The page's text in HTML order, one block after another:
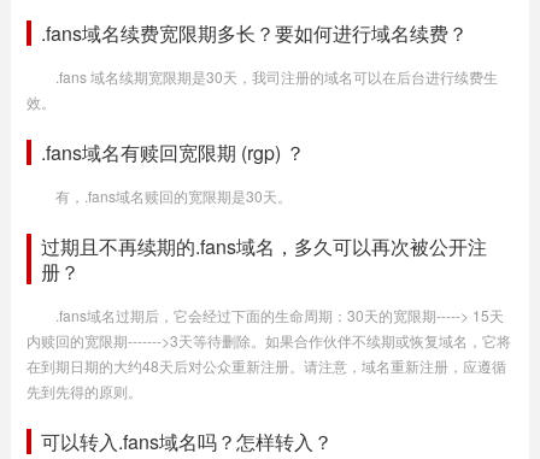
.fans域名续费宽限期多长？要如何进行域名续费？
.fans 域名续期宽限期是30天，我司注册的域名可以在后台进行续费生
效。
.fans域名有赎回宽限期 (rgp) ？
有，.fans域名赎回的宽限期是30天。
过期且不再续期的.fans域名，多久可以再次被公开注
册？
.fans域名过期后，它会经过下面的生命周期：30天的宽限期-----> 15天
内赎回的宽限期------->3天等待删除。如果合作伙伴不续期或恢复域名，它将
在到期日期的大约48天后对公众重新注册。请注意，域名重新注册，应遵循
先到先得的原则。
可以转入.fans域名吗？怎样转入？